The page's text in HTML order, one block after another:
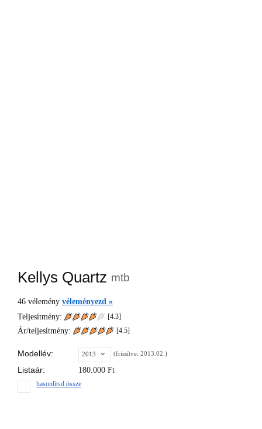
Kellys Quartz mtb
46 vélemény véleményezd »
Teljesítmény:
[4.3]
Ár/teljesítmény: [4.5]
Modellév: 2013 (frissítve: 2013.02.)
Listaár: 180.000 Ft
hasonlítsd össze